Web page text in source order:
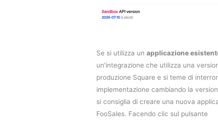
Se si utilizza un applicazione
un'integrazione che utilizza una
produzione Square e si teme di
implementazione cambiando la
si consiglia di creare una nuova
FooSales. Facendo clic sul pulsante